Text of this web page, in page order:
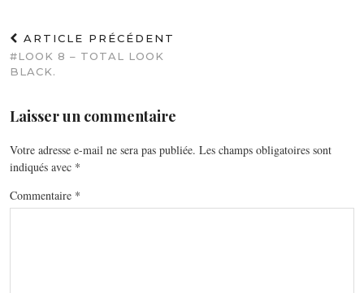
ARTICLE PRÉCÉDENT
#LOOK 8 – TOTAL LOOK
BLACK.
Laisser un commentaire
Votre adresse e-mail ne sera pas publiée. Les champs obligatoires sont
indiqués avec *
Commentaire *